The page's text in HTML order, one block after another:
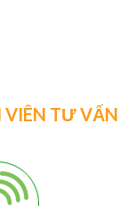
VIÊN TƯ